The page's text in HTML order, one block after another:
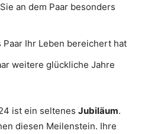
an dem Paar besonders
Ihr Leben bereichert hat
weitere glückliche Jahre
ist ein seltenes Jubiläum.
diesen Meilenstein. Ihre